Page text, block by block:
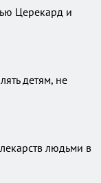
Церекард и
детям, не
людьми в